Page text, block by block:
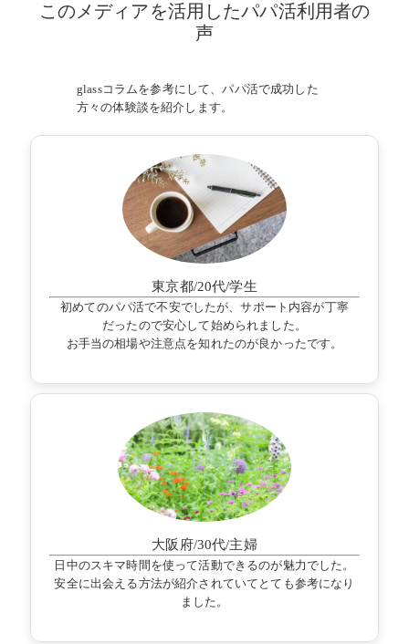
このメディアを活用したパパ活利用者の
声
glassコラムを参考にして、パパ活で成功した
方々の体験談を紹介します。
東京都/20代/学生
初めてのパパ活で不安でしたが、サポート内容が丁寧
だったので安心して始められました。
お手当の相場や注意点を知れたのが良かったです。
大阪府/30代/主婦
日中のスキマ時間を使って活動できるのが魅力でした。
安全に出会える方法が紹介されていてとても参考になり
ました。